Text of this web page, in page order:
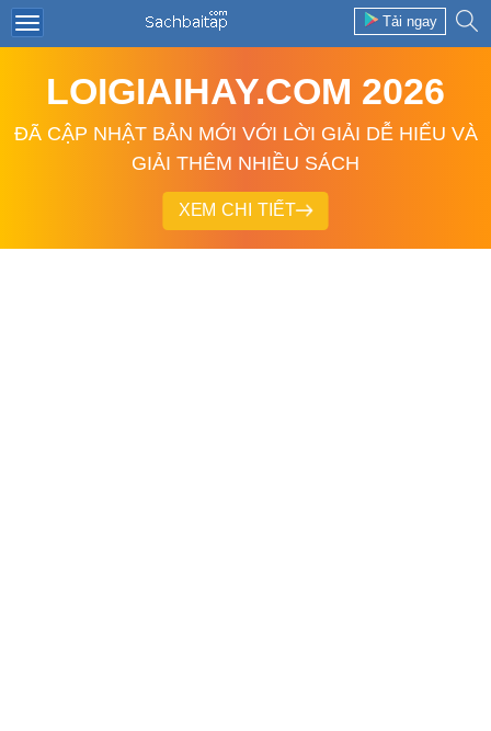
Tải ngay
LOIGIAIHAY.COM 2026
ĐÃ CẬP NHẬT BẢN MỚI VỚI LỜI GIẢI DỄ HIỂU VÀ
GIẢI THÊM NHIỀU SÁCH
XEM CHI TIẾT